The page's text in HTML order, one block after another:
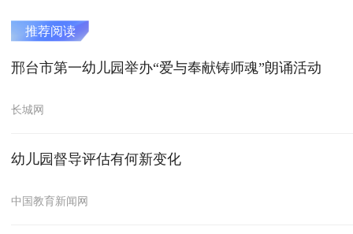
推荐阅读
邢台市第一幼儿园举办“爱与奉献铸师魂”朗诵活动
长城网
幼儿园督导评估有何新变化
中国教育新闻网